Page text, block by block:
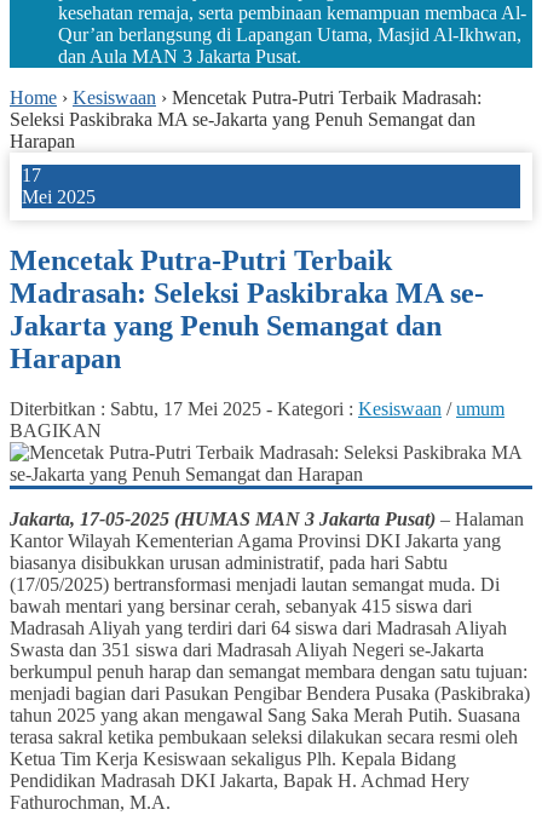
kesehatan remaja, serta pembinaan kemampuan membaca Al-
Qur’an berlangsung di Lapangan Utama, Masjid Al-Ikhwan,
dan Aula MAN 3 Jakarta Pusat.
Home › Kesiswaan › Mencetak Putra-Putri Terbaik Madrasah:
Seleksi Paskibraka MA se-Jakarta yang Penuh Semangat dan
Harapan
17
Mei 2025
Mencetak Putra-Putri Terbaik
Madrasah: Seleksi Paskibraka MA se-
Jakarta yang Penuh Semangat dan
Harapan
Diterbitkan : Sabtu, 17 Mei 2025 - Kategori : Kesiswaan /umum
BAGIKAN
Jakarta, 17-05-2025 (HUMAS MAN 3 Jakarta Pusat) – Halaman
Kantor Wilayah Kementerian Agama Provinsi DKI Jakarta yang
biasanya disibukkan urusan administratif, pada hari Sabtu
(17/05/2025) bertransformasi menjadi lautan semangat muda. Di
bawah mentari yang bersinar cerah, sebanyak 415 siswa dari
Madrasah Aliyah yang terdiri dari 64 siswa dari Madrasah Aliyah
Swasta dan 351 siswa dari Madrasah Aliyah Negeri se-Jakarta
berkumpul penuh harap dan semangat membara dengan satu tujuan:
menjadi bagian dari Pasukan Pengibar Bendera Pusaka (Paskibraka)
tahun 2025 yang akan mengawal Sang Saka Merah Putih. Suasana
terasa sakral ketika pembukaan seleksi dilakukan secara resmi oleh
Ketua Tim Kerja Kesiswaan sekaligus Plh. Kepala Bidang
Pendidikan Madrasah DKI Jakarta, Bapak H. Achmad Hery
Fathurochman, M.A.